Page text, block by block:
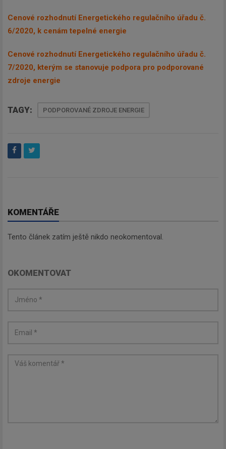
Cenové rozhodnutí Energetického regulačního úřadu č.
6/2020, k cenám tepelné energie
Cenové rozhodnutí Energetického regulačního úřadu č.
7/2020, kterým se stanovuje podpora pro podporované
zdroje energie
TAGY: PODPOROVANÉ ZDROJE ENERGIE
KOMENTÁŘE
Tento článek zatím ještě nikdo neokomentoval.
OKOMENTOVAT